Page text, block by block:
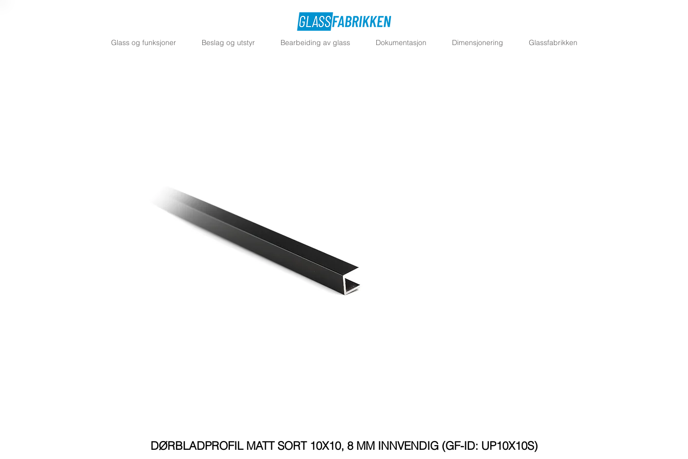
Glass og funksjoner Beslag og utstyr Bearbeiding av glass Dokumentasjon Dimensjonering Glassfabrikken
DØRBLADPROFIL MATT SORT 10X10, 8 MM INNVENDIG (GF-ID: UP10X10S)